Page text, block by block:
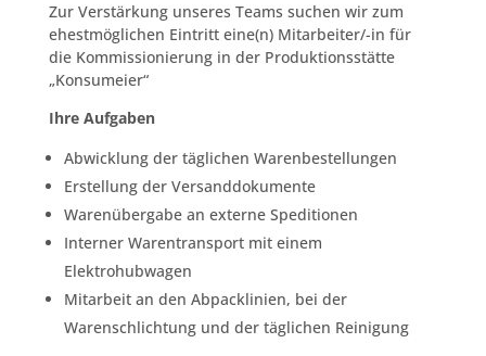
Zur Verstärkung unseres Teams suchen wir zum
ehestmöglichen Eintritt eine(n) Mitarbeiter/-in für
die Kommissionierung in der Produktionsstätte
„Konsumeier“
Ihre Aufgaben
Abwicklung der täglichen Warenbestellungen
Erstellung der Versanddokumente
Warenübergabe an externe Speditionen
Interner Warentransport mit einem
Elektrohubwagen
Mitarbeit an den Abpacklinien, bei der
Warenschlichtung und der täglichen Reinigung